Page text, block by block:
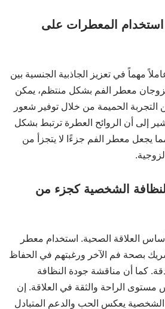
المعطرات على
مهماً في تعزيز الجاذبية الجنسية بين
معطر الفم بشكل منتظم، يمكن
الحميمة من خلال توفير شعور
إلى أن الروائح العطرة ترتبط بشكل
مما يجعل معطر الفم جزءًا لا يتجزأ من
الشخصية كجزء من
العلاقة الصحية. استخدام معطر
بصحة فم الآخر ورغبتهم في الحفاظ
كما أن مناقشة جودة النظافة
مستوى الراحة والثقة في العلاقة. إن
الشخصية يعكس الحب والدعم المتبادل